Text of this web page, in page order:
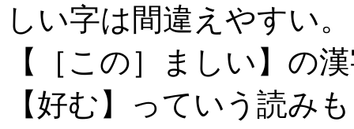
しい字は間違えやすい。
【［この］ましい】の
【好む】っていう読み